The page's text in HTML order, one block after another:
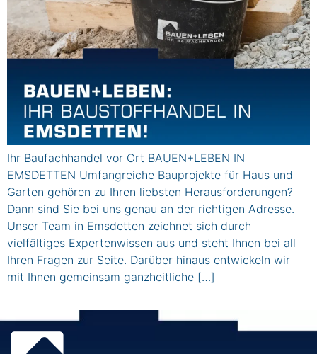
Ihr Baufachhandel vor Ort BAUEN+LEBEN IN
EMSDETTEN Umfangreiche Bauprojekte für Haus und
Garten gehören zu Ihren liebsten Herausforderungen?
Dann sind Sie bei uns genau an der richtigen Adresse.
Unser Team in Emsdetten zeichnet sich durch
vielfältiges Expertenwissen aus und steht Ihnen bei all
Ihren Fragen zur Seite. Darüber hinaus entwickeln wir
mit Ihnen gemeinsam ganzheitliche […]